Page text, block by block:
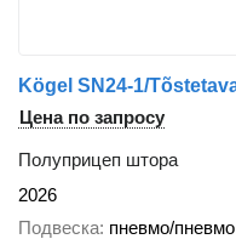
Цена по запросу
Полуприцеп штора
2026
Подвеска пневмо/пневмо